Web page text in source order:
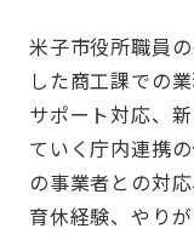
米子市役所職員
した商工課での
サポート対応、
ていく庁内連携
の事業者との対
育休経験、やり